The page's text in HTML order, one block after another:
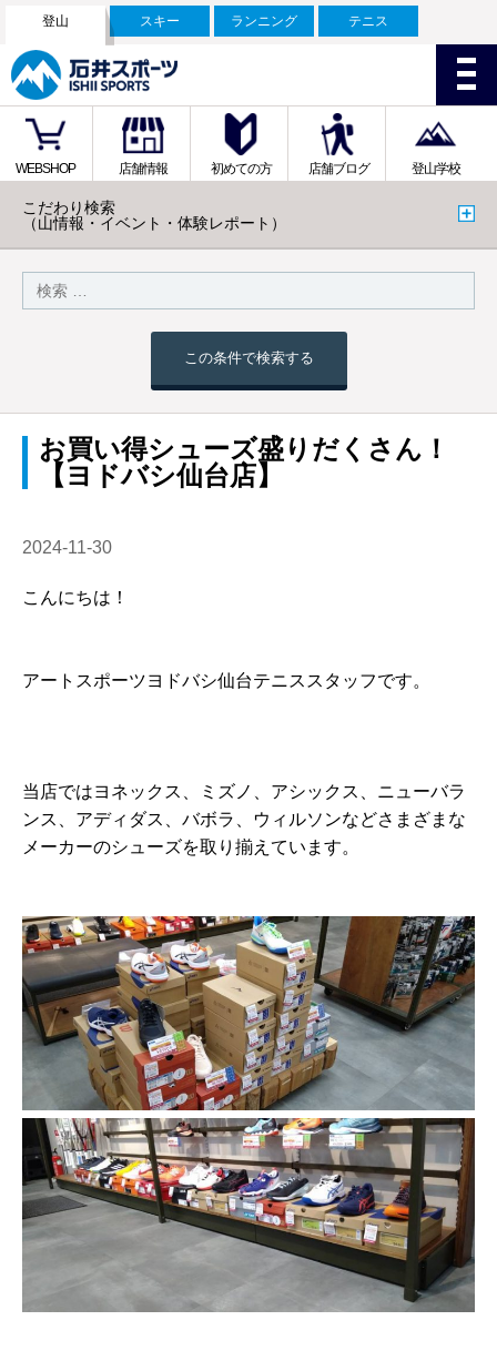
登山 スキー ランニング テニス
WEBSHOP 店舗情報 初めての方 店舗ブログ 登山学校
こだわり検索
（山情報・イベント・体験レポート）
この条件で検索する
お買い得シューズ盛りだくさん！
【ヨドバシ仙台店】
2024-11-30
こんにちは！
アートスポーツヨドバシ仙台テニススタッフです。
当店ではヨネックス、ミズノ、アシックス、ニューバラ
ンス、アディダス、バボラ、ウィルソンなどさまざまな
メーカーのシューズを取り揃えています。